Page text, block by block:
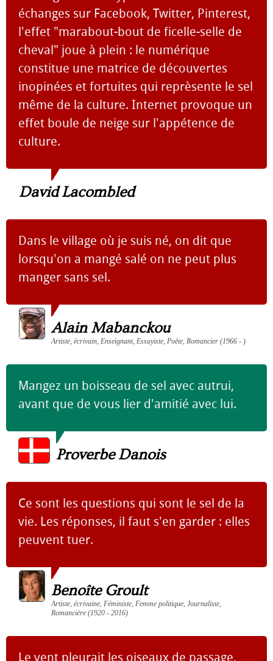
échanges sur Facebook, Twitter, Pinterest,
l'effet "marabout-bout de ficelle-selle de
cheval" joue à plein : le numérique
constitue une matrice de découvertes
inopinées et fortuites qui reprèsente le sel
même de la culture. Internet provoque un
effet boule de neige sur l'appétence de
culture.
David Lacombled
Dans le village où je suis né, on dit que
lorsqu'on a mangé salé on ne peut plus
manger sans sel.
Alain Mabanckou
Artiste, écrivain, Enseignant, Essayiste, Poète, Romancier (1966 - )
Mangez un boisseau de sel avec autrui,
avant que de vous lier d'amitié avec lui.
Proverbe Danois
Ce sont les questions qui sont le sel de la
vie. Les réponses, il faut s'en garder : elles
peuvent tuer.
Benoîte Groult
Artiste, écrivaine, Féministe, Femme politique, Journaliste,
Romancière (1920 - 2016)
Le vent pleurait les oiseaux de passage,